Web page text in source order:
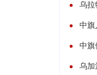
乌拉
中旗
中
乌加